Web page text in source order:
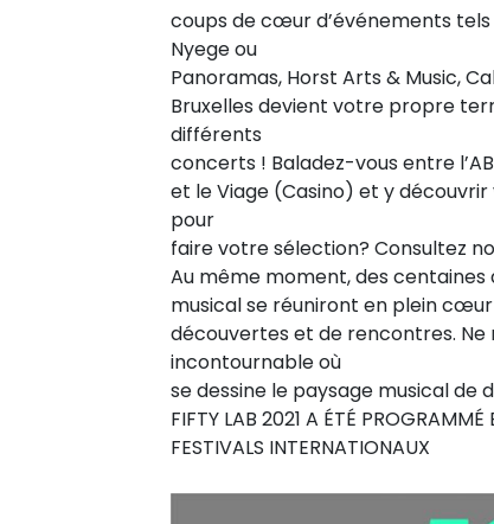
coups de cœur d’événements tels
Nyege ou
Panoramas, Horst Arts & Music,
Bruxelles devient votre propre
différents
concerts ! Baladez-vous entre
et le Viage (Casino) et y découvrir
pour
faire votre sélection? Consultez
Au même moment, des centaines
musical se réuniront en plein
découvertes et de rencontres. Ne
incontournable où
se dessine le paysage musical de
FIFTY LAB 2021 A ÉTÉ PROGRAMMÉ
FESTIVALS INTERNATIONAUX